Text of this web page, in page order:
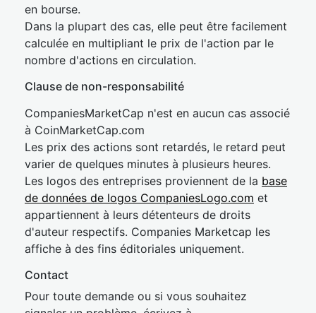
en bourse.
Dans la plupart des cas, elle peut être facilement
calculée en multipliant le prix de l'action par le
nombre d'actions en circulation.
Clause de non-responsabilité
CompaniesMarketCap n'est en aucun cas associé
à CoinMarketCap.com
Les prix des actions sont retardés, le retard peut
varier de quelques minutes à plusieurs heures.
Les logos des entreprises proviennent de la base
de données de logos CompaniesLogo.com et
appartiennent à leurs détenteurs de droits
d'auteur respectifs. Companies Marketcap les
affiche à des fins éditoriales uniquement.
Contact
Pour toute demande ou si vous souhaitez